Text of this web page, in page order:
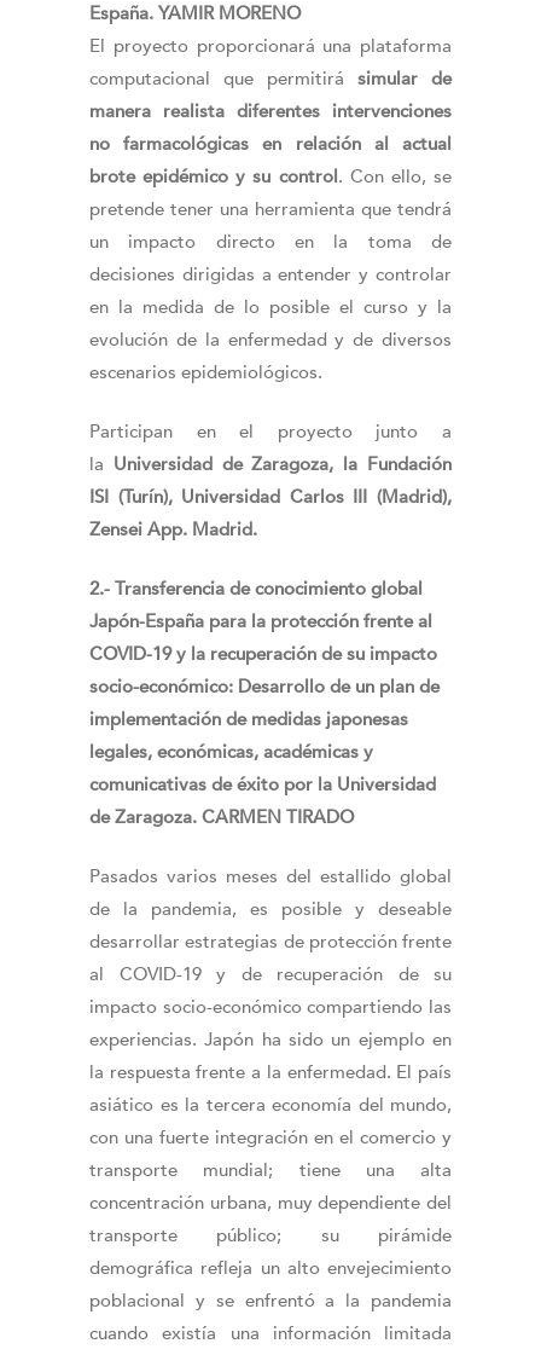
España. YAMIR MORENO
El proyecto proporcionará una plataforma
computacional que permitirá simular de
manera realista diferentes intervenciones
no farmacológicas en relación al actual
brote epidémico y su control. Con ello, se
pretende tener una herramienta que tendrá
un impacto directo en la toma de
decisiones dirigidas a entender y controlar
en la medida de lo posible el curso y la
evolución de la enfermedad y de diversos
escenarios epidemiológicos.
Participan en el proyecto junto a
la Universidad de Zaragoza, la Fundación
ISI (Turín), Universidad Carlos III (Madrid),
Zensei App. Madrid.
2.- Transferencia de conocimiento global
Japón-España para la protección frente al
COVID-19 y la recuperación de su impacto
socio-económico: Desarrollo de un plan de
implementación de medidas japonesas
legales, económicas, académicas y
comunicativas de éxito por la Universidad
de Zaragoza. CARMEN TIRADO
Pasados varios meses del estallido global
de la pandemia, es posible y deseable
desarrollar estrategias de protección frente
al COVID-19 y de recuperación de su
impacto socio-económico compartiendo las
experiencias. Japón ha sido un ejemplo en
la respuesta frente a la enfermedad. El país
asiático es la tercera economía del mundo,
con una fuerte integración en el comercio y
transporte mundial; tiene una alta
concentración urbana, muy dependiente del
transporte público; su pirámide
demográfica refleja un alto envejecimiento
poblacional y se enfrentó a la pandemia
cuando existía una información limitada